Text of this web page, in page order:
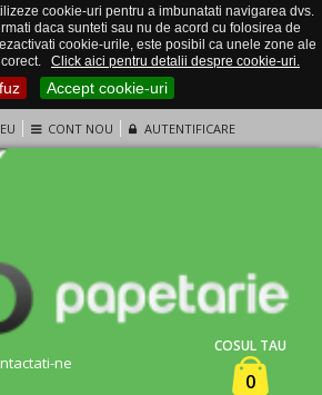
cookie-uri pentru a imbunatati navigarea dvs.
daca sunteti sau nu de acord cu folosirea de
cookie-urile, este posibil ca unele zone ale
Click aici pentru detalii despre cookie-uri.
Accept cookie-uri
CONT NOU AUTENTIFICARE
ne
COSUL TAU
0